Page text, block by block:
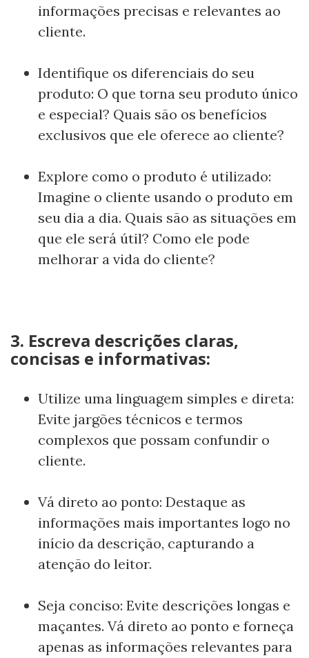
informações precisas e relevantes ao
cliente.
Identifique os diferenciais do seu
produto: O que torna seu produto único
e especial? Quais são os benefícios
exclusivos que ele oferece ao cliente?
Explore como o produto é utilizado:
Imagine o cliente usando o produto em
seu dia a dia. Quais são as situações em
que ele será útil? Como ele pode
melhorar a vida do cliente?
3. Escreva descrições claras,
concisas e informativas:
Utilize uma linguagem simples e direta:
Evite jargões técnicos e termos
complexos que possam confundir o
cliente.
Vá direto ao ponto: Destaque as
informações mais importantes logo no
início da descrição, capturando a
atenção do leitor.
Seja conciso: Evite descrições longas e
maçantes. Vá direto ao ponto e forneça
apenas as informações relevantes para